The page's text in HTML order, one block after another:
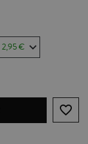
2,95 €
favorite_border